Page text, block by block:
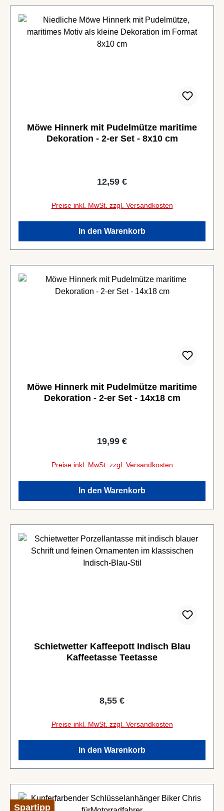
Möwe Hinnerk mit Pudelmütze maritime
Dekoration - 2-er Set - 8x10 cm
Regulärer Preis:
12,59 €
Preise inkl. MwSt. zzgl. Versandkosten
In den Warenkorb
Möwe Hinnerk mit Pudelmütze maritime
Dekoration - 2-er Set - 14x18 cm
Regulärer Preis:
19,99 €
Preise inkl. MwSt. zzgl. Versandkosten
In den Warenkorb
Schietwetter Kaffeepott Indisch Blau
Kaffeetasse Teetasse
Regulärer Preis:
8,55 €
Preise inkl. MwSt. zzgl. Versandkosten
In den Warenkorb
Spartipp